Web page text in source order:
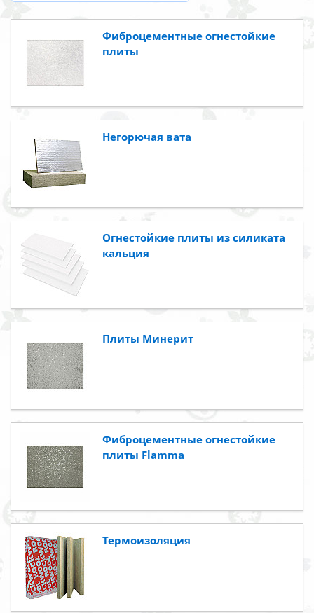
Фиброцементные огнестойкие
плиты
Негорючая вата
Огнестойкие плиты из силиката
кальция
Плиты Минерит
Фиброцементные огнестойкие
плиты Flamma
Термоизоляция